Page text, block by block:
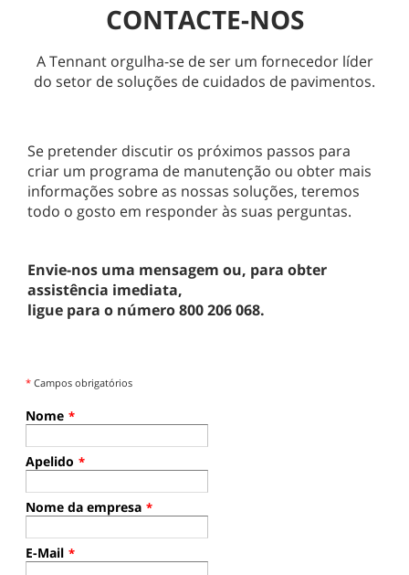
CONTACTE-NOS
A Tennant orgulha-se de ser um fornecedor líder
do setor de soluções de cuidados de pavimentos.
Se pretender discutir os próximos passos para
criar um programa de manutenção ou obter mais
informações sobre as nossas soluções, teremos
todo o gosto em responder às suas perguntas.
Envie-nos uma mensagem ou, para obter
assistência imediata,
ligue para o número 800 206 068.
* Campos obrigatórios
Nome *
Apelido *
Nome da empresa *
E-Mail *